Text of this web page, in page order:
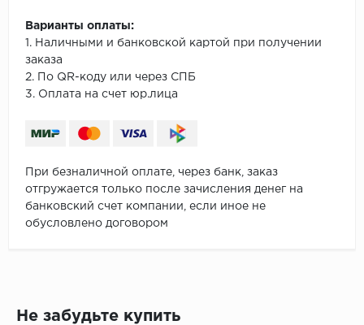
Варианты оплаты:
1. Наличными и банковской картой при получении
заказа
2. По QR-коду или через СПБ
3. Оплата на счет юр.лица
При безналичной оплате, через банк, заказ
отгружается только после зачисления денег на
банковский счет компании, если иное не
обусловлено договором
Не забудьте купить